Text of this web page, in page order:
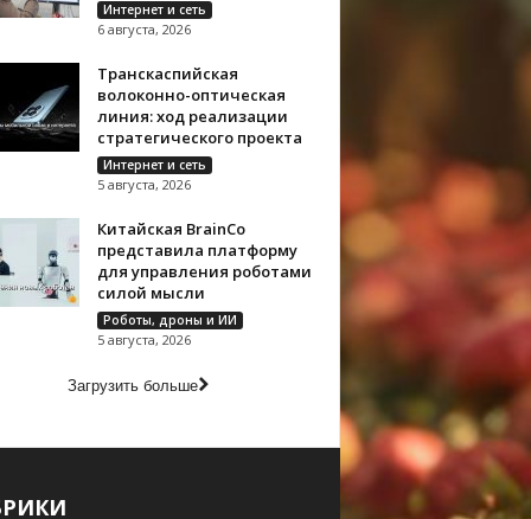
Интернет и сеть
6 августа, 2026
Транскаспийская
волоконно-оптическая
линия: ход реализации
стратегического проекта
Интернет и сеть
5 августа, 2026
Китайская BrainCo
представила платформу
для управления роботами
силой мысли
Роботы, дроны и ИИ
5 августа, 2026
Загрузить больше